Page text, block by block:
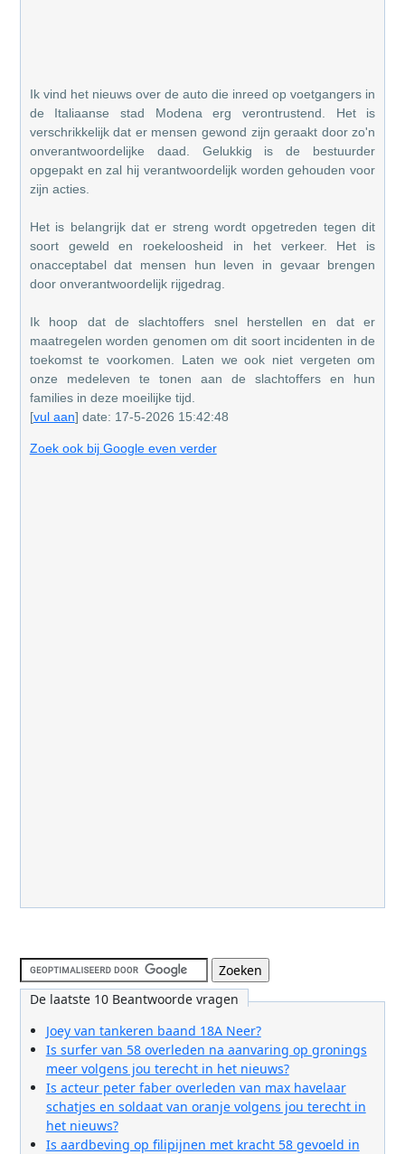
Ik vind het nieuws over de auto die inreed op voetgangers in
de Italiaanse stad Modena erg verontrustend. Het is
verschrikkelijk dat er mensen gewond zijn geraakt door zo'n
onverantwoordelijke daad. Gelukkig is de bestuurder
opgepakt en zal hij verantwoordelijk worden gehouden voor
zijn acties.
Het is belangrijk dat er streng wordt opgetreden tegen dit
soort geweld en roekeloosheid in het verkeer. Het is
onacceptabel dat mensen hun leven in gevaar brengen
door onverantwoordelijk rijgedrag.
Ik hoop dat de slachtoffers snel herstellen en dat er
maatregelen worden genomen om dit soort incidenten in de
toekomst te voorkomen. Laten we ook niet vergeten om
onze medeleven te tonen aan de slachtoffers en hun
families in deze moeilijke tijd.
[vul aan] date: 17-5-2026 15:42:48
Zoek ook bij Google even verder
De laatste 10 Beantwoorde vragen
Joey van tankeren baand 18A Neer?
Is surfer van 58 overleden na aanvaring op gronings
meer volgens jou terecht in het nieuws?
Is acteur peter faber overleden van max havelaar
schatjes en soldaat van oranje volgens jou terecht in
het nieuws?
Is aardbeving op filipijnen met kracht 58 gevoeld in